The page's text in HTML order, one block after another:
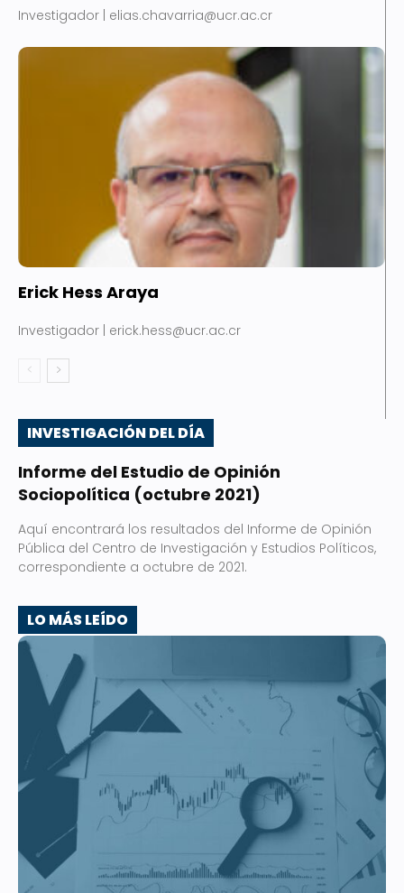
Investigador | elias.chavarria@ucr.ac.cr
Erick Hess Araya
Investigador | erick.hess@ucr.ac.cr
INVESTIGACIÓN DEL DÍA
Informe del Estudio de Opinión
Sociopolítica (octubre 2021)
Aquí encontrará los resultados del Informe de Opinión
Pública del Centro de Investigación y Estudios Políticos,
correspondiente a octubre de 2021.
LO MÁS LEÍDO